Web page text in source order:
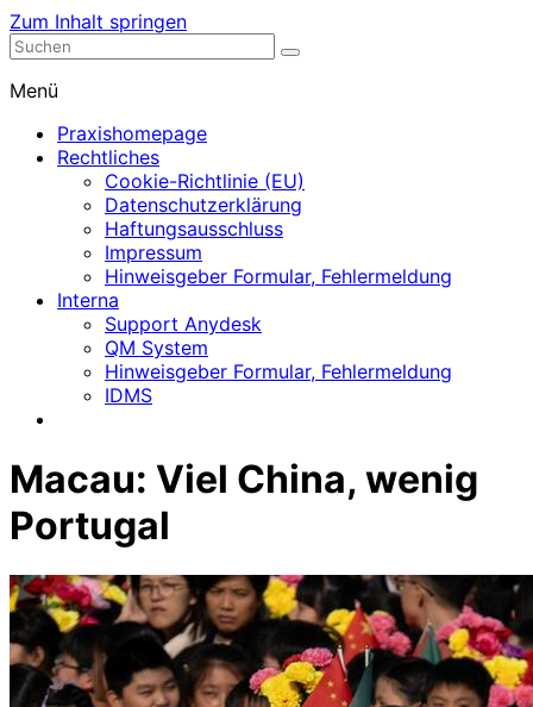
Zum Inhalt springen
Nephrologische Praxis mit Dialyse
Menü
Praxishomepage
Rechtliches
Cookie-Richtlinie (EU)
Datenschutzerklärung
Haftungsausschluss
Impressum
Hinweisgeber Formular, Fehlermeldung
Interna
Support Anydesk
QM System
Hinweisgeber Formular, Fehlermeldung
IDMS
Macau: Viel China, wenig
Portugal